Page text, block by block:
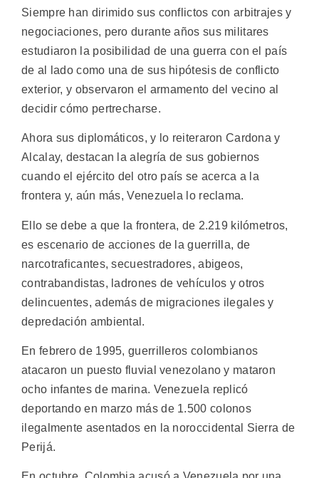
Siempre han dirimido sus conflictos con arbitrajes y
negociaciones, pero durante años sus militares
estudiaron la posibilidad de una guerra con el país
de al lado como una de sus hipótesis de conflicto
exterior, y observaron el armamento del vecino al
decidir cómo pertrecharse.
Ahora sus diplomáticos, y lo reiteraron Cardona y
Alcalay, destacan la alegría de sus gobiernos
cuando el ejército del otro país se acerca a la
frontera y, aún más, Venezuela lo reclama.
Ello se debe a que la frontera, de 2.219 kilómetros,
es escenario de acciones de la guerrilla, de
narcotraficantes, secuestradores, abigeos,
contrabandistas, ladrones de vehículos y otros
delincuentes, además de migraciones ilegales y
depredación ambiental.
En febrero de 1995, guerrilleros colombianos
atacaron un puesto fluvial venezolano y mataron
ocho infantes de marina. Venezuela replicó
deportando en marzo más de 1.500 colonos
ilegalmente asentados en la noroccidental Sierra de
Perijá.